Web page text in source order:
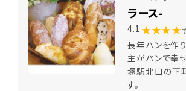
ラース-
4.1 ★★★★
長年パンを作
主がパンで幸
塚駅北口の下
す。